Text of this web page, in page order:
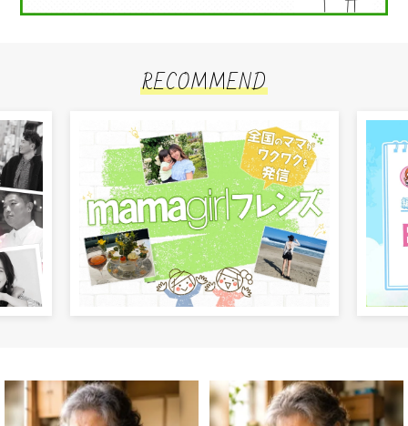
RECOMMEND